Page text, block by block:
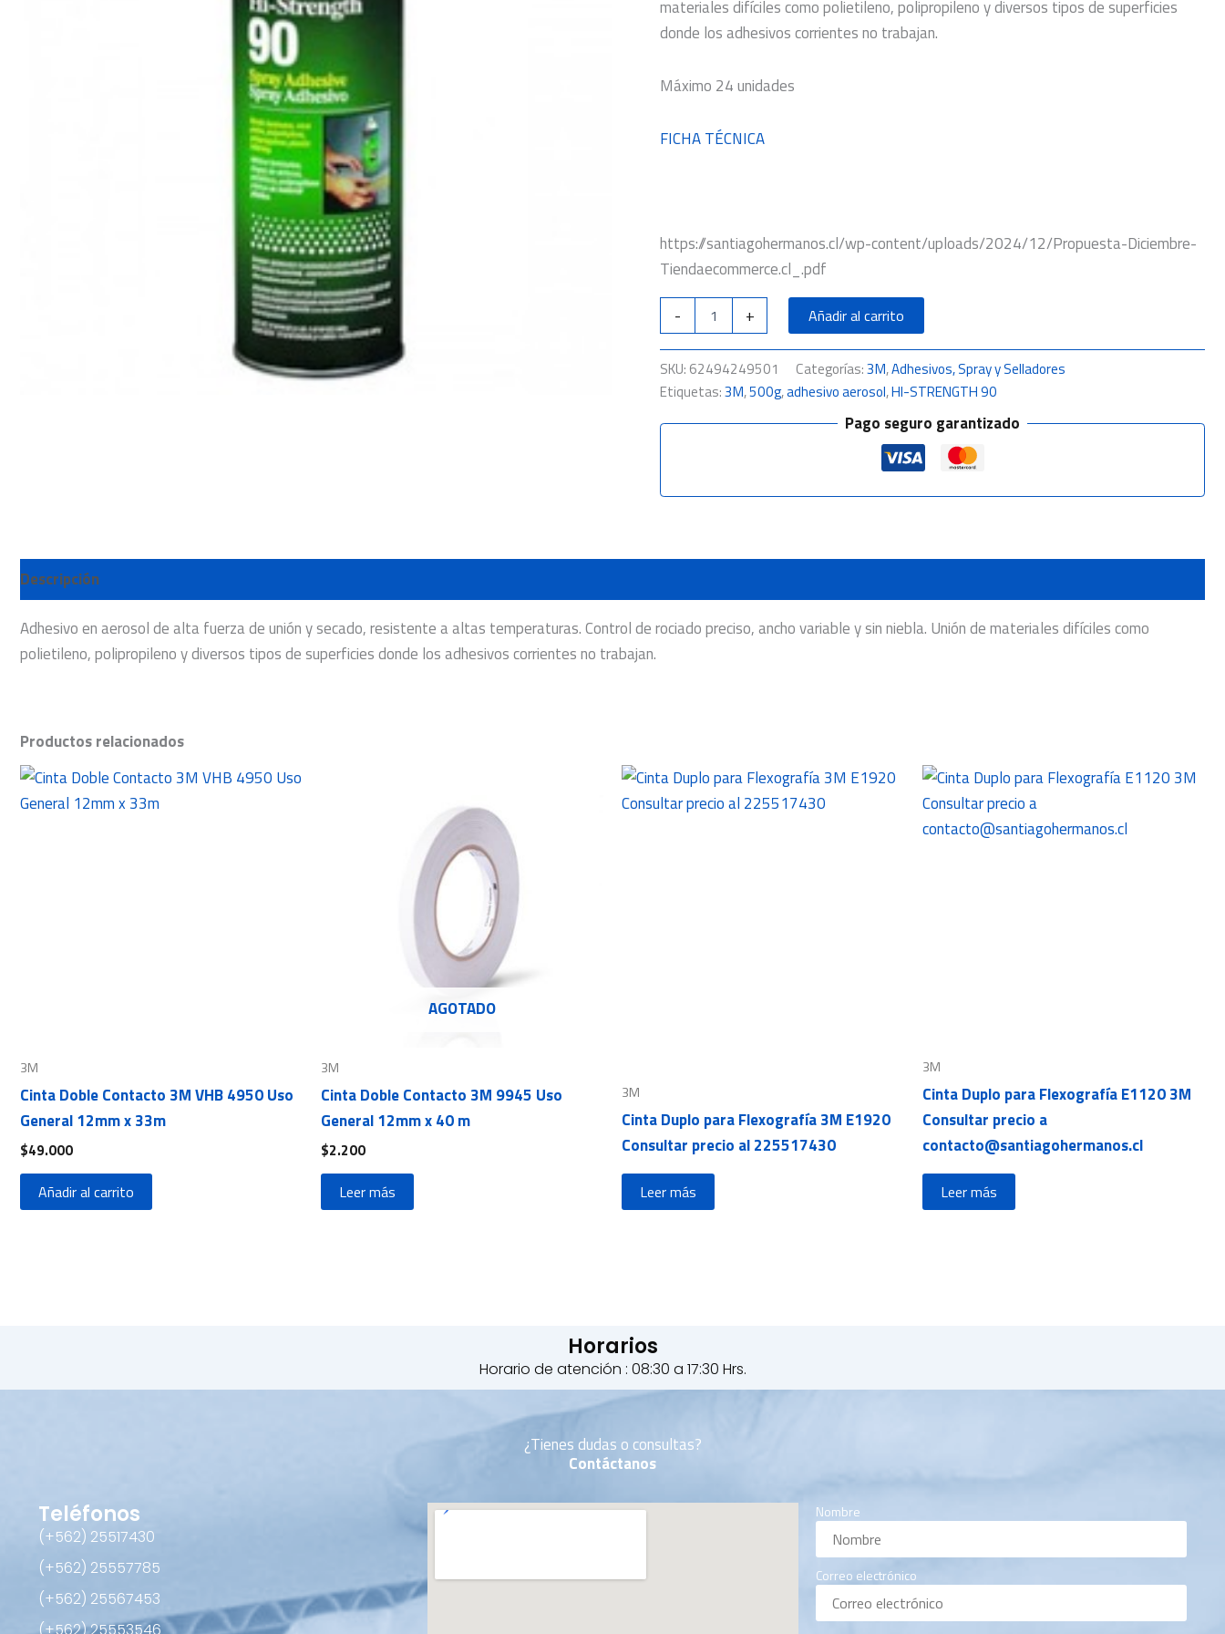
materiales difíciles como polietileno, polipropileno y diversos tipos de superficies
donde los adhesivos corrientes no trabajan.
Máximo 24 unidades
FICHA TÉCNICA
https://santiagohermanos.cl/wp-content/uploads/2024/12/Propuesta-Diciembre-
Tiendaecommerce.cl_.pdf
-
+ Añadir al carrito
SKU: 62494249501 Categorías:3M,Adhesivos, Spray y Selladores
Etiquetas:3M,500g,adhesivo aerosol,HI-STRENGTH 90
Pago seguro garantizado
Descripción
Adhesivo en aerosol de alta fuerza de unión y secado, resistente a altas temperaturas. Control de rociado preciso, ancho variable y sin niebla. Unión de materiales difíciles como
polietileno, polipropileno y diversos tipos de superficies donde los adhesivos corrientes no trabajan.
Productos relacionados
3M
Cinta Doble Contacto 3M VHB 4950 Uso
General 12mm x 33m
$49.000
Añadir al carrito
AGOTADO
3M
Cinta Doble Contacto 3M 9945 Uso
General 12mm x 40 m
$2.200
Leer más
3M
Cinta Duplo para Flexografía 3M E1920
Consultar precio al 225517430
Leer más
3M
Cinta Duplo para Flexografía E1120 3M
Consultar precio a
contacto@santiagohermanos.cl
Leer más
Horarios
Horario de atención : 08:30 a 17:30 Hrs.
¿Tienes dudas o consultas?
Contáctanos
Teléfonos
(+562) 25517430‬
(+562) 25557785
(+562) 25567453‬
Nombre
Correo electrónico